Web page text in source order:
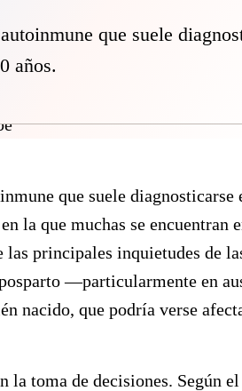
que suele
años.
que suele diagnosticarse
la que muchas se encuentran
principales inquietudes de
—particularmente en
nacido, que podría verse
la toma de decisiones. Según el